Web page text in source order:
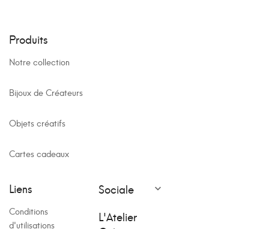
Produits
Notre collection
Bijoux de Créateurs
Objets créatifs
Cartes cadeaux
Liens
Conditions
d'utilisations
Sociale 
L'Atelier